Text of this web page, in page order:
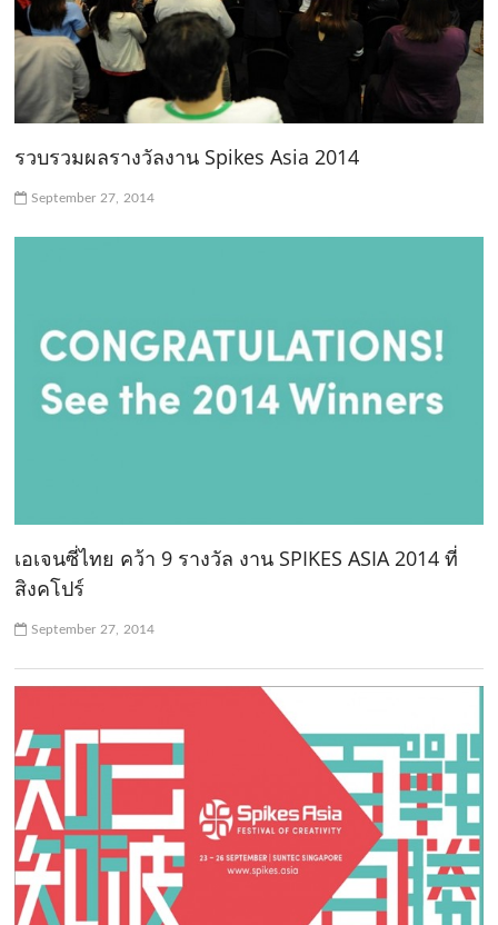
รวบรวมผลรางวัลงาน Spikes Asia 2014
September 27, 2014
เอเจนซี่ไทย คว้า 9 รางวัล งาน SPIKES ASIA 2014 ที่
สิงคโปร์
September 27, 2014